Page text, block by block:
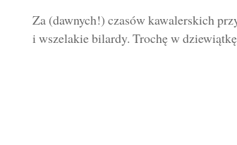
Za (dawnych!) czasów kawalerskich
i wszelakie bilardy. Trochę w